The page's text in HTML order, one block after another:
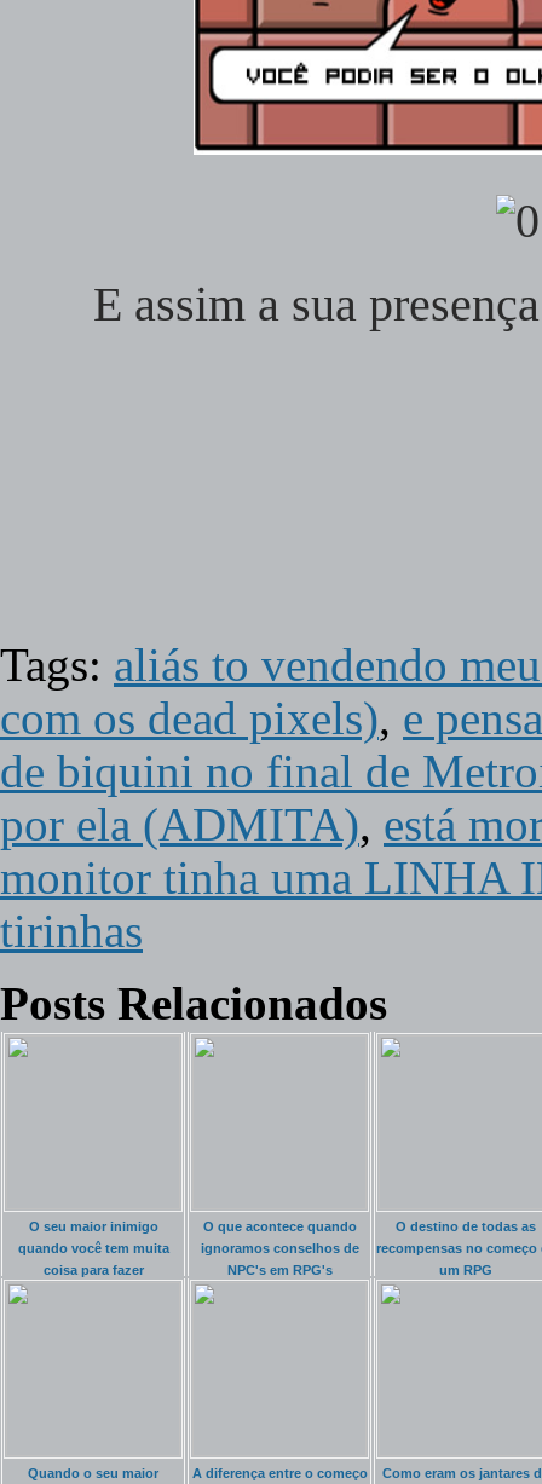
E assim a sua
Tags: aliás to vendendo
com os dead pixels), e
de biquini no final de
por ela (ADMITA), está
monitor tinha uma LINHA
tirinhas
Posts Relacionados
O seu maior inimigo
quando você tem muita
coisa para fazer
O que acontece quando
ignoramos conselhos de
NPC's em RPG's
O destino de todas as
recompensas no começo
um RPG
Quando o seu maior A diferença entre o começo Como eram os jantares